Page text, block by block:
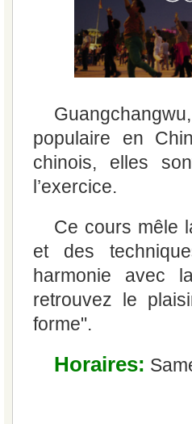
populaire en
chinois, elles
l’exercice.
Ce cours mêle
et des
harmonie avec
retrouvez le
forme".
Horaires: